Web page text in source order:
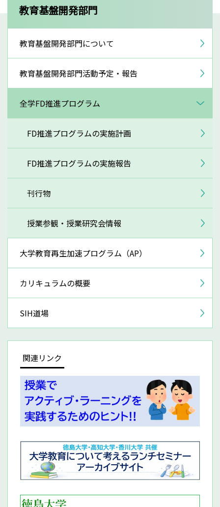
教育基盤開発部門
教育基盤開発部門について
教育基盤開発部門活動予定・報告
全学FD推進プログラム
FD推進プログラムの実施計画
FD推進プログラムの実施報告
刊行物
授業参観・授業研究会情報
大学教育再生加速プログラム（AP）
カリキュラムの概要
SIH道場
関連リンク